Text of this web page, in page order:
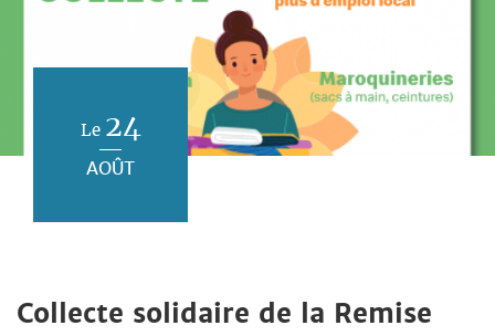
Le 24
AOÛT
Collecte solidaire de la Remise